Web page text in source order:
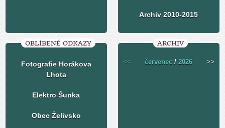
Archiv 2010-2015
OBLÍBENÉ ODKAZY
Fotografie Horákova
Lhota
Elektro Šunka
Obec Želivsko
ARCHIV
<< červenec /2026 >>